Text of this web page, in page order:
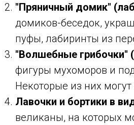
"Пряничный домик"
домиков-беседок,
пуфы, лабиринты из
"Волшебные грибочки"
фигуры мухоморов и
Некоторые из них
Лавочки и бортики в
великаны, на которых